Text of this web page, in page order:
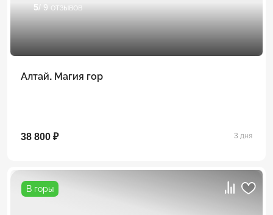
5/ 9 отзывов
Алтай. Магия гор
38 800 ₽ 3 дня
В горы